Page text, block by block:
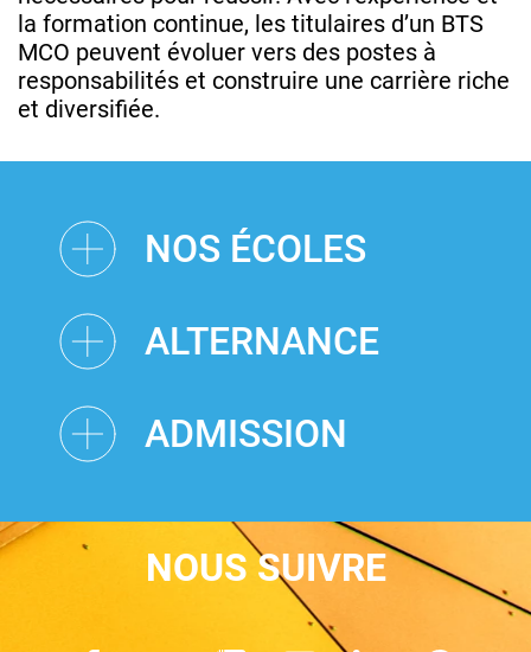
la formation continue, les titulaires d’un BTS
MCO peuvent évoluer vers des postes à
responsabilités et construire une carrière riche
et diversifiée.
NOS ÉCOLES
ALTERNANCE
ADMISSION
NOUS SUIVRE